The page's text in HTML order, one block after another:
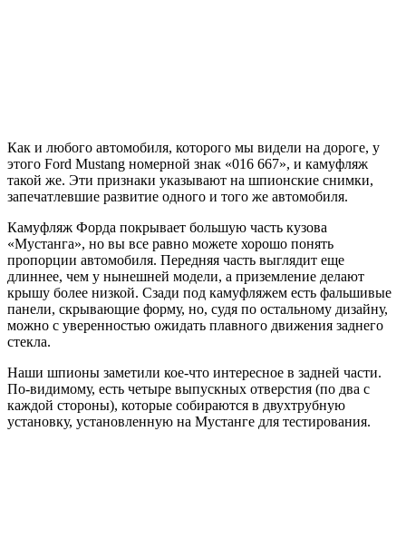
Как и любого автомобиля, которого мы видели на дороге, у
этого Ford Mustang номерной знак «016 667», и камуфляж
такой же. Эти признаки указывают на шпионские снимки,
запечатлевшие развитие одного и того же автомобиля.
Камуфляж Форда покрывает большую часть кузова
«Мустанга», но вы все равно можете хорошо понять
пропорции автомобиля. Передняя часть выглядит еще
длиннее, чем у нынешней модели, а приземление делают
крышу более низкой. Сзади под камуфляжем есть фальшивые
панели, скрывающие форму, но, судя по остальному дизайну,
можно с уверенностью ожидать плавного движения заднего
стекла.
Наши шпионы заметили кое-что интересное в задней части.
По-видимому, есть четыре выпускных отверстия (по два с
каждой стороны), которые собираются в двухтрубную
установку, установленную на Мустанге для тестирования.